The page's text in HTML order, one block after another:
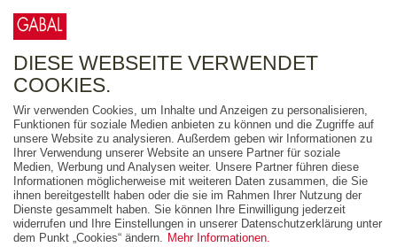
FREITEXT
AUSGABEART
AUS DER REIHE
ZUM THEMA
DIESE WEBSEITE VERWENDET
COOKIES.
Wir verwenden Cookies, um Inhalte und Anzeigen zu personalisieren,
Funktionen für soziale Medien anbieten zu können und die Zugriffe auf
unsere Website zu analysieren. Außerdem geben wir Informationen zu
Ihrer Verwendung unserer Website an unsere Partner für soziale
Medien, Werbung und Analysen weiter. Unsere Partner führen diese
Informationen möglicherweise mit weiteren Daten zusammen, die Sie
ihnen bereitgestellt haben oder die sie im Rahmen Ihrer Nutzung der
Dienste gesammelt haben. Sie können Ihre Einwilligung jederzeit
widerrufen und Ihre Einstellungen in unserer Datenschutzerklärung unter
dem Punkt „Cookies“ ändern. Mehr Informationen.